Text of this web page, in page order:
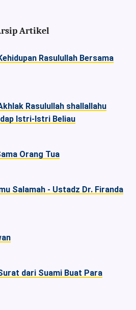
Artikel
Rasulullah Bersama
Rasulullah shallallahu
Istri-Istri Beliau
Orang Tua
Salamah - Ustadz Dr. Firanda
dari Suami Buat Para